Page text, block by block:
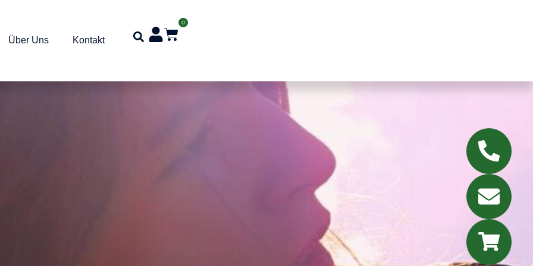
Über Uns Kontakt
0